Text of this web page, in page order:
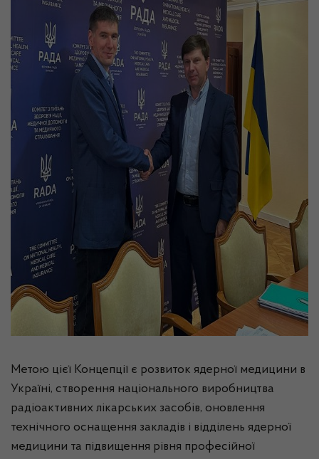
Метою цієї Концепції є розвиток ядерної медицини в
Україні, створення національного виробництва
радіоактивних лікарських засобів, оновлення
технічного оснащення закладів і відділень ядерної
медицини та підвищення рівня професійної